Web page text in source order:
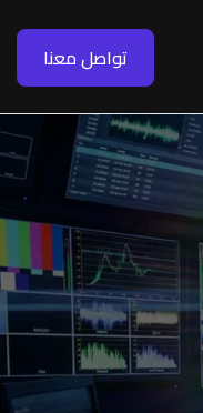
تواصل معنا